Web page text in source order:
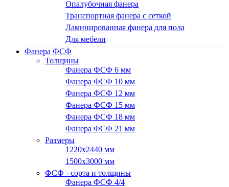
Опалубочная фанера
Транспортная фанера с сеткой
Ламинированная фанера для пола
Для мебели
Фанера ФСФ
Толщины
Фанера ФСФ 6 мм
Фанера ФСФ 10 мм
Фанера ФСФ 12 мм
Фанера ФСФ 15 мм
Фанера ФСФ 18 мм
Фанера ФСФ 21 мм
Размеры
1220х2440 мм
1500х3000 мм
ФСФ - сорта и толщины
Фанера ФСФ 4/4